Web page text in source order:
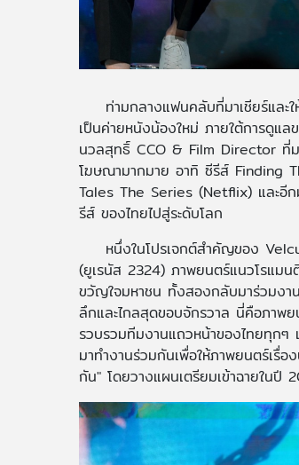
ท่ามกลางแฟนคลับที่มาเชียร์และ
เป็นค่ายหนังน้องใหม่ ภายใต้การดู
นวลสุทธิ์ CCO & Film Director ที่
โฆษณามากมาย อาทิ ซีรีส์ Finding
Tales The Series (Netflix) และอีก
รีส์ ของไทยไปสู่ระดับโลก
หนึ่งในโปรเจกต์สำคัญของ
(ยูเรนัส 2324) ภาพยนตร์แนวโรแม
ขวัญใจมหาชน ทั้งสองกลับมาร่วมงา
ลึกและไกลสุดขอบจักรวาล นี่คือภาพ
รวบรวมทีมงานแถวหน้าของไทยทุก
มาทำงานร่วมกันเพื่อให้ภาพยนตร์เรื่
กัน" โดยวางแผนเตรียมเข้าฉายในปี